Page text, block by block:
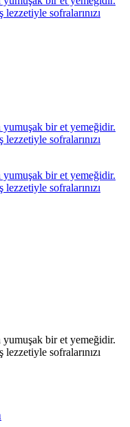
sofralarınızı
bir et yemeğidir.
sofralarınızı
bir et yemeğidir.
sofralarınızı
bir et yemeğidir.
sofralarınızı